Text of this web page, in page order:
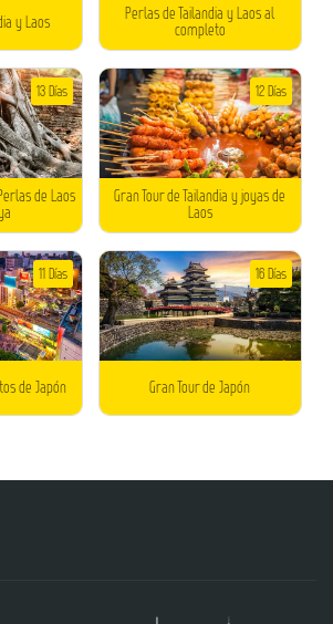
y Laos
Perlas de Tailandia y Laos al
completo
de Laos
13 Días
Gran Tour de Tailandia y joyas de
Laos
12 Días
de Japón
11 Días
Gran Tour de Japón
16 Días